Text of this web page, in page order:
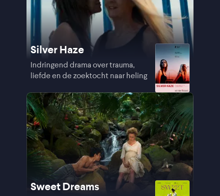
Silver Haze
Indringend drama over trauma,
liefde en de zoektocht naar heling
Sweet Dreams